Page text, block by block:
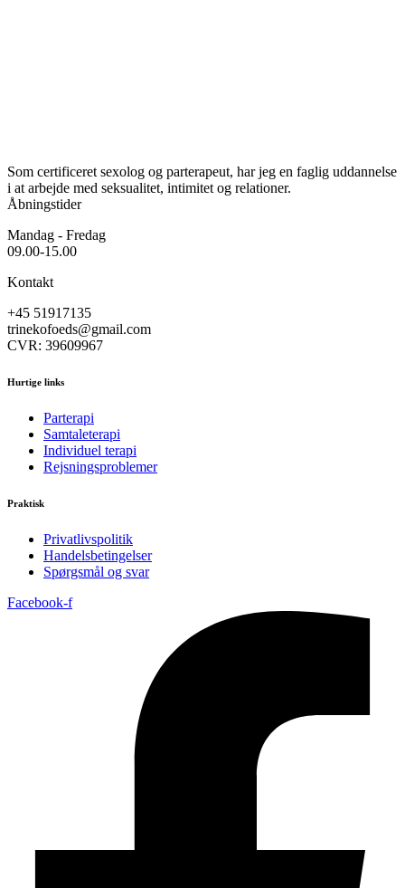
Som certificeret sexolog og parterapeut, har jeg en faglig uddannelse
i at arbejde med seksualitet, intimitet og relationer.
Åbningstider
Mandag - Fredag
09.00-15.00
Kontakt
+45 51917135
trinekofoeds@gmail.com
CVR: 39609967
Hurtige links
Parterapi
Samtaleterapi
Individuel terapi
Rejsningsproblemer
Praktisk
Privatlivspolitik
Handelsbetingelser
Spørgsmål og svar
Facebook-f